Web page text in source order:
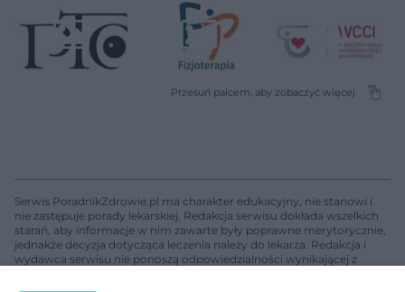
Serwis PoradnikZdrowie.pl ma charakter edukacyjny, nie stanowi i
nie zastępuje porady lekarskiej. Redakcja serwisu dokłada wszelkich
starań, aby informacje w nim zawarte były poprawne merytorycznie,
jednakże decyzja dotycząca leczenia należy do lekarza. Redakcja i
wydawca serwisu nie ponoszą odpowiedzialności wynikającej z